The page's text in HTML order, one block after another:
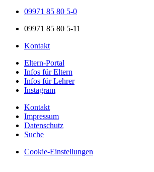
09971 85 80 5-0
09971 85 80 5-11
Kontakt
Eltern-Portal
Infos für Eltern
Infos für Lehrer
Instagram
Kontakt
Impressum
Datenschutz
Suche
Cookie-Einstellungen